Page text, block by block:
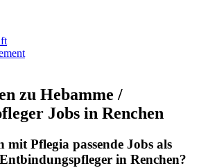
zu Hebamme /
Jobs in Renchen
mitPflegia passende Jobs als
in Renchen?